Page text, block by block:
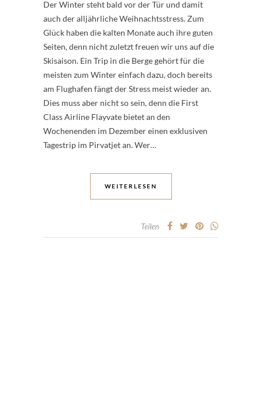
Der Winter steht bald vor der Tür und damit
auch der alljährliche Weihnachtsstress. Zum
Glück haben die kalten Monate auch ihre guten
Seiten, denn nicht zuletzt freuen wir uns auf die
Skisaison. Ein Trip in die Berge gehört für die
meisten zum Winter einfach dazu, doch bereits
am Flughafen fängt der Stress meist wieder an.
Dies muss aber nicht so sein, denn die First
Class Airline Flayvate bietet an den
Wochenenden im Dezember einen exklusiven
Tagestrip im Pirvatjet an. Wer…
WEITERLESEN
Teilen